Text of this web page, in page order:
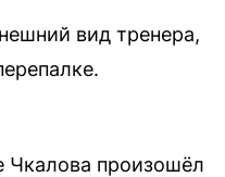
вид тренера,
Чкалова произошёл